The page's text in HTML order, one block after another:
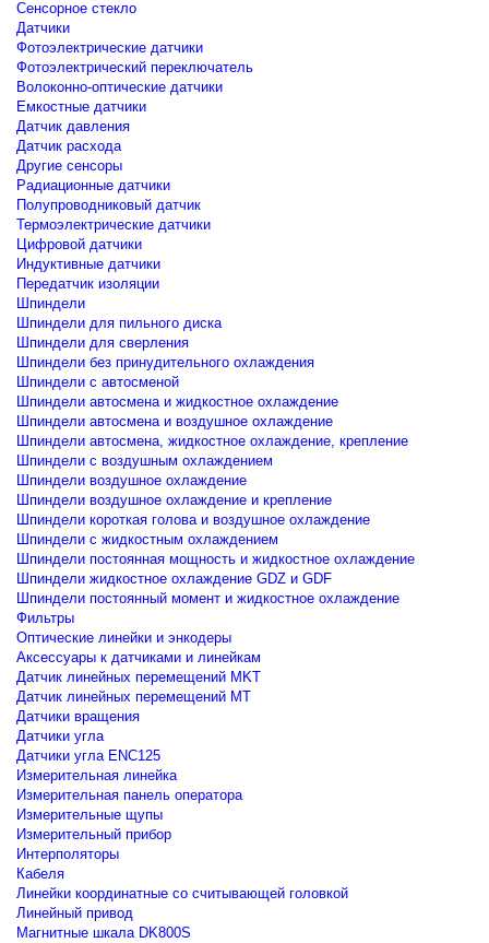
Сенсорное стекло
Датчики
Фотоэлектрические датчики
Фотоэлектрический переключатель
Волоконно-оптические датчики
Емкостные датчики
Датчик давления
Датчик расхода
Другие сенсоры
Радиационные датчики
Полупроводниковый датчик
Термоэлектрические датчики
Цифровой датчики
Индуктивные датчики
Передатчик изоляции
Шпиндели
Шпиндели для пильного диска
Шпиндели для сверления
Шпиндели без принудительного охлаждения
Шпиндели с автосменой
Шпиндели автосмена и жидкостное охлаждение
Шпиндели автосмена и воздушное охлаждение
Шпиндели автосмена, жидкостное охлаждение, крепление
Шпиндели с воздушным охлаждением
Шпиндели воздушное охлаждение
Шпиндели воздушное охлаждение и крепление
Шпиндели короткая голова и воздушное охлаждение
Шпиндели с жидкостным охлаждением
Шпиндели постоянная мощность и жидкостное охлаждение
Шпиндели жидкостное охлаждение GDZ и GDF
Шпиндели постоянный момент и жидкостное охлаждение
Фильтры
Оптические линейки и энкодеры
Аксессуары к датчиками и линейкам
Датчик линейных перемещений MKT
Датчик линейных перемещений MT
Датчики вращения
Датчики угла
Датчики угла ENC125
Измерительная линейка
Измерительная панель оператора
Измерительные щупы
Измерительный прибор
Интерполяторы
Кабеля
Линейки координатные со считывающей головкой
Линейный привод
Магнитные шкала DK800S